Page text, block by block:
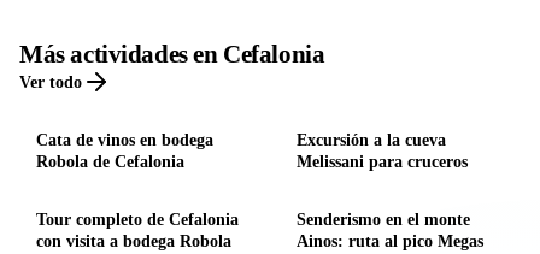
Más actividades en Cefalonia
Ver todo
Cata de vinos en bodega
Robola de Cefalonia
Excursión a la cueva
Melissani para cruceros
Tour completo de Cefalonia
con visita a bodega Robola
Senderismo en el monte
Ainos: ruta al pico Megas